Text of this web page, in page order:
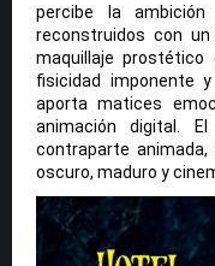
percibe la
reconstruidos con
maquillaje
fisicidad imponente
aporta matices
animación digital.
contraparte
oscuro, maduro y